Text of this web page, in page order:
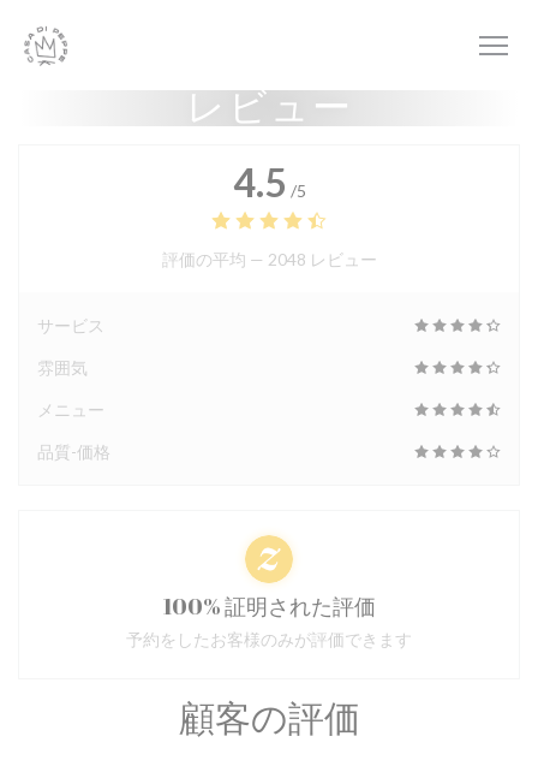
レビュー
顧客の評価
4.5 /5
評価の平均 — 2048 レビュー
サービス
雰囲気
メニュー
品質-価格
100% 証明された評価
予約をしたお客様のみが評価できます